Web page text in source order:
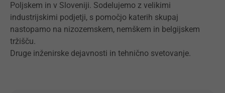
Poljskem in v Sloveniji. Sodelujemo z velikimi
industrijskimi podjetji, s pomočjo katerih skupaj
nastopamo na nizozemskem, nemškem in belgijskem
tržišču.
Druge inženirske dejavnosti in tehnično svetovanje.